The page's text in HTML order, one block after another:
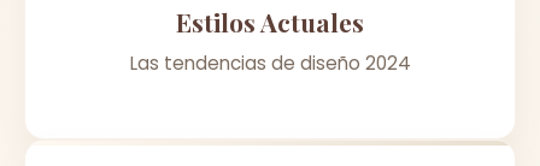
Estilos Actuales
Las tendencias de diseño 2024